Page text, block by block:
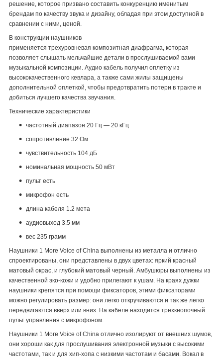
решение, которое призвано составить конкуренцию именитым
брендам по качеству звука и дизайну, обладая при этом доступной в
сравнении с ними, ценой.
В конструкции наушников
применяется трехуровневая композитная диафрагма, которая
позволяет слышать мельчайшие детали в прослушиваемой вами
музыкальной композиции. Аудио кабель получил оплетку из
высококачественного кевлара, а также сами жилы защищены
дополнительной оплеткой, чтобы предотвратить потери в тракте и
добиться лучшего качества звучания.
Технические характеристики
частотный диапазон 20 Гц — 20 кГц
сопротивление 32 Ом
чувствительность 104 дБ
номинальная мощность 50 мВт
пульт есть
микрофон есть
длина кабеля 1.2 мета
аудиовыход 3.5 мм
вес 235 грамм
Наушники 1 More Voice of China выполнены из металла и отлично
спроектированы, они представлены в двух цветах: яркий красный
матовый окрас, и глубокий матовый черный. Амбушюры выполнены из
качественной эко-кожи и удобно прилегают к ушам. На краях дужки
наушники крепятся при помощи фиксаторов, этими фиксаторами
можно регулировать размер: они легко откручиваются и так же легко
передвигаются вверх или вниз. На кабеле находится трехкнопочный
пульт управления с микрофоном.
Наушники 1 More Voice of China отлично изолируют от внешних шумов,
они хороши как для прослушивания электронной музыки с высокими
частотами, так и для хип-хопа с низкими частотам и басами. Вокал в